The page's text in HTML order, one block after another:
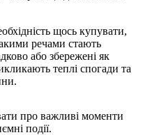
щось купувати,
речами стають
або збережені як
теплі спогади та
про важливі моменти
події.